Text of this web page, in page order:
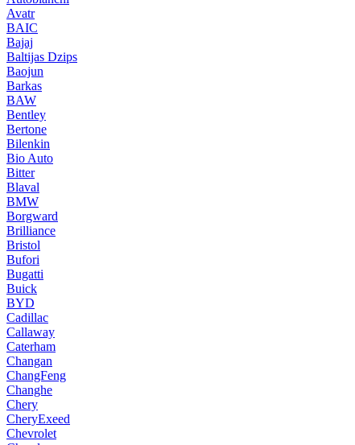
Avatr
BAIC
Bajaj
Baltijas Dzips
Baojun
Barkas
BAW
Bentley
Bertone
Bilenkin
Bio Auto
Bitter
Blaval
BMW
Borgward
Brilliance
Bristol
Bufori
Bugatti
Buick
BYD
Cadillac
Callaway
Caterham
Changan
ChangFeng
Changhe
Chery
CheryExeed
Chevrolet